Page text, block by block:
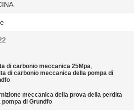
di carbonio meccanica 25Mpa,
di carbonio meccanica della pompa di
meccanica della prova della perdita
pompa di Grundfo